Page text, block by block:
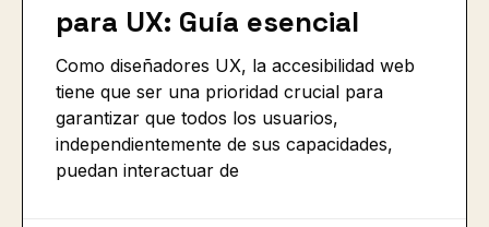
para UX: Guía esencial
Como diseñadores UX, la accesibilidad web
tiene que ser una prioridad crucial para
garantizar que todos los usuarios,
independientemente de sus capacidades,
puedan interactuar de